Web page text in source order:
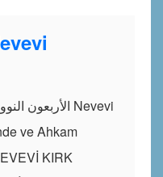
ve Ahkam
KIRK